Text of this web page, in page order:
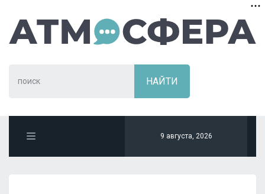
9 августа, 2026